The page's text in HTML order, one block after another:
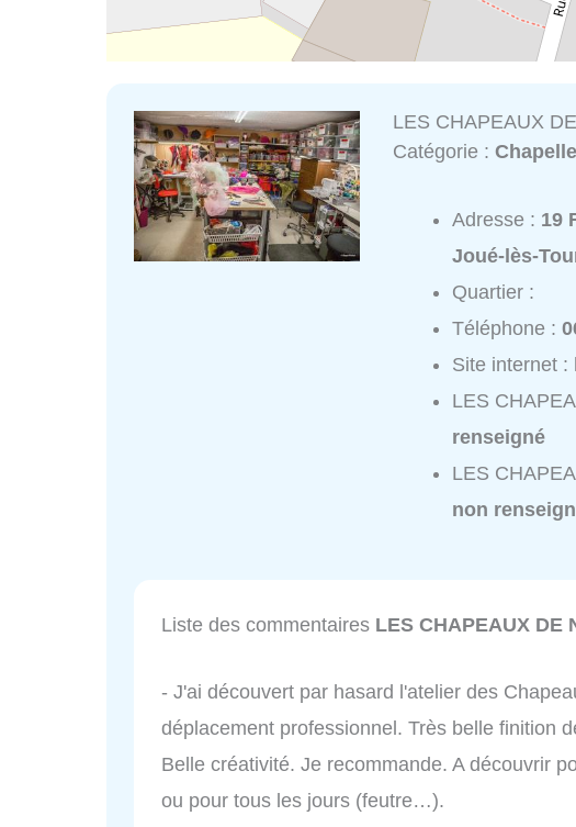
LES CHAPEAUX
Catégorie :
Adresse : 19
Joué-lès-
Quartier :
Téléphone :
Site internet :
LES
renseigné
LES
non
Liste des commentaires LES CHAPEAUX DE
- J'ai découvert par hasard l'atelier des
déplacement professionnel. Très belle finition
Belle créativité. Je recommande. A découvrir
ou pour tous les jours (feutre…).